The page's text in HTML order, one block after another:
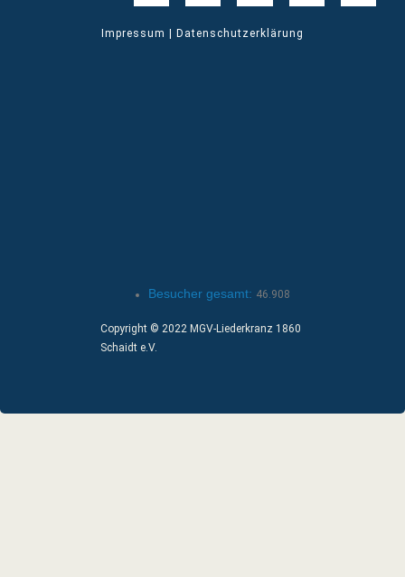
Impressum | Datenschutzerklärung
Besucher gesamt: 46.908
Copyright © 2022 MGV-Liederkranz 1860
Schaidt e.V.